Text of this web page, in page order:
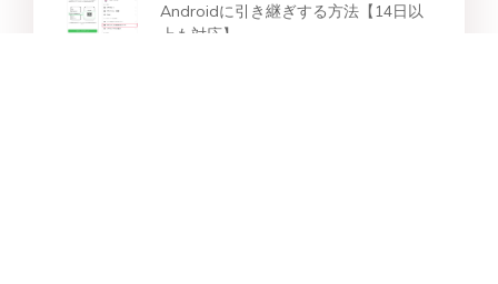
Androidに引き継ぎする方法【14日以
上も対応】